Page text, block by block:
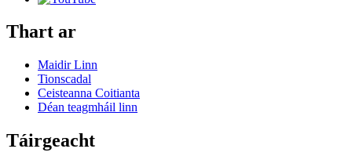
Thart ar
Maidir Linn
Tionscadal
Ceisteanna Coitianta
Déan teagmháil linn
Táirgeacht